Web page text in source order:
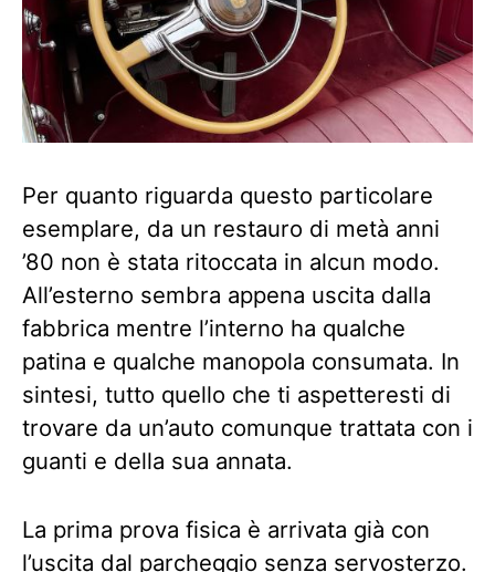
Per quanto riguarda questo particolare
esemplare, da un restauro di metà anni
’80 non è stata ritoccata in alcun modo.
All’esterno sembra appena uscita dalla
fabbrica mentre l’interno ha qualche
patina e qualche manopola consumata. In
sintesi, tutto quello che ti aspetteresti di
trovare da un’auto comunque trattata con i
guanti e della sua annata.
La prima prova fisica è arrivata già con
l’uscita dal parcheggio senza servosterzo.